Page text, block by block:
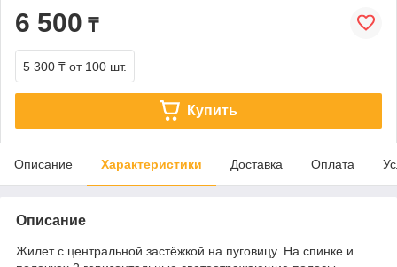
6 500 ₸
5 300 ₸ от 100 шт.
Купить
Описание Характеристики Доставка Оплата
Описание
Жилет с центральной застёжкой на пуговицу. На спинке и